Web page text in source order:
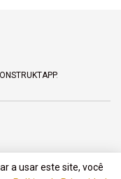
.
a usar este site, você